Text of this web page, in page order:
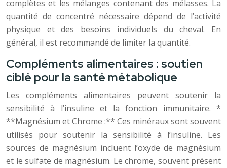
complètes et les mélanges contenant des mélasses. La
quantité de concentré nécessaire dépend de l’activité
physique et des besoins individuels du cheval. En
général, il est recommandé de limiter la quantité.
Compléments alimentaires : soutien
ciblé pour la santé métabolique
Les compléments alimentaires peuvent soutenir la
sensibilité à l’insuline et la fonction immunitaire. *
**Magnésium et Chrome :** Ces minéraux sont souvent
utilisés pour soutenir la sensibilité à l’insuline. Les
sources de magnésium incluent l’oxyde de magnésium
et le sulfate de magnésium. Le chrome, souvent présent